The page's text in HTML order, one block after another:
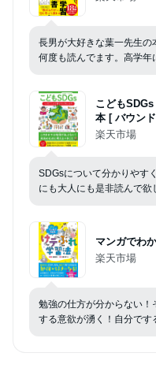
長男が大好きな葉一先生の
何度も読んでます。高学年
こども
本 [ バウン
楽天市場
SDGsについて分かりやす
にも大人にも是非読んで欲
マンガでわ
楽天市場
勉強の仕方が分からない
する意欲が湧く！自分です